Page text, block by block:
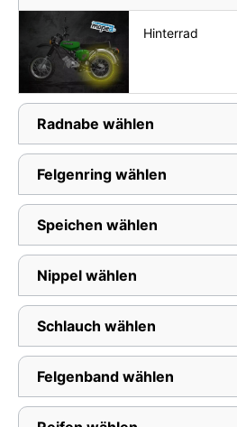
Hinterrad
Radnabe wählen
Felgenring wählen
Speichen wählen
Nippel wählen
Schlauch wählen
Felgenband wählen